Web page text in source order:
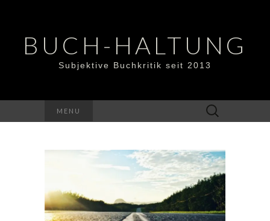
BUCH-HALTUNG
Subjektive Buchkritik seit 2013
MENU
Suchen
nach: